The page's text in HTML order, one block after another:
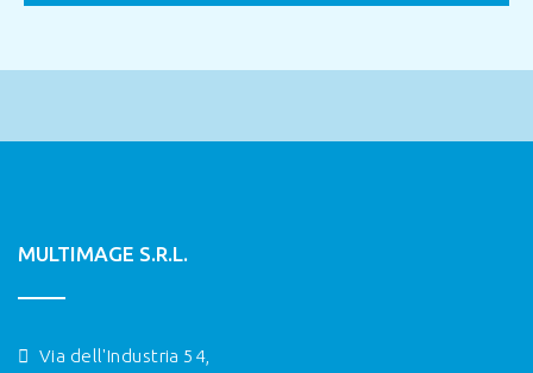
MULTIMAGE S.R.L.
Via dell'Industria 54,